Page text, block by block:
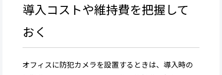
導入コストや維持費を把握して
おく
オフィスに防犯カメラを設置するときは、導入時の